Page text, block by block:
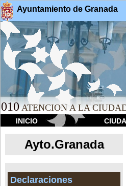
Ayuntamiento de Granada
010 ATENCION A LA
INICIO
Ayto.Granada
Declaraciones